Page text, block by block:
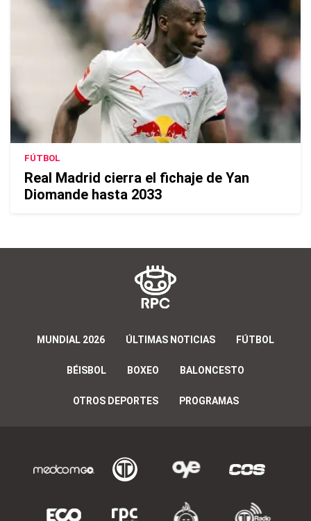
FÚTBOL
Real Madrid cierra el fichaje de Yan
Diomande hasta 2033
MUNDIAL 2026 ÚLTIMAS NOTICIAS FÚTBOL
BÉISBOL BOXEO BALONCESTO
OTROS DEPORTES PROGRAMAS